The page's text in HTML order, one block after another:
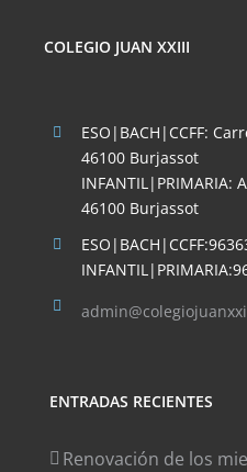
COLEGIO JUAN XXIII
ESO|BACH|CCFF:
46100 Burjassot
INFANTIL|PRIMARIA:
46100 Burjassot
ENTRADAS RECIENTES
Renovación de los